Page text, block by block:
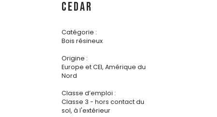
CEDAR
Catégorie :
Bois résineux
Origine :
Europe et CEI, Amérique du
Nord
Classe d’emploi :
Classe 3 - hors contact du
sol, à l'extérieur